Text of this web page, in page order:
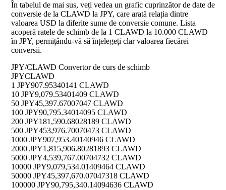
În tabelul de mai sus, veți vedea un grafic cuprinzător de date de
conversie de la CLAWD la JPY, care arată relația dintre
valoarea USD la diferite sume de conversie comune. Lista
acoperă ratele de schimb de la 1 CLAWD la 10.000 CLAWD
în JPY, permițându-vă să înțelegeți clar valoarea fiecărei
conversii.
JPY/CLAWD Convertor de curs de schimb
JPYCLAWD
1 JPY907.95340141 CLAWD
10 JPY9,079.53401409 CLAWD
50 JPY45,397.67007047 CLAWD
100 JPY90,795.34014095 CLAWD
200 JPY181,590.68028189 CLAWD
500 JPY453,976.70070473 CLAWD
1000 JPY907,953.40140946 CLAWD
2000 JPY1,815,906.80281893 CLAWD
5000 JPY4,539,767.00704732 CLAWD
10000 JPY9,079,534.01409464 CLAWD
50000 JPY45,397,670.07047318 CLAWD
100000 JPY90,795,340.14094636 CLAWD